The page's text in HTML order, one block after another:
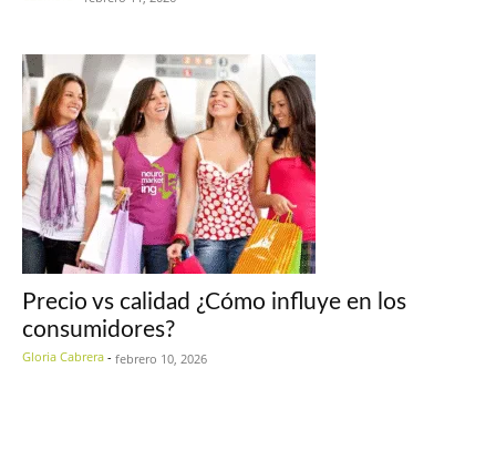
Precio vs calidad ¿Cómo influye en los
consumidores?
Gloria Cabrera - febrero 10, 2026